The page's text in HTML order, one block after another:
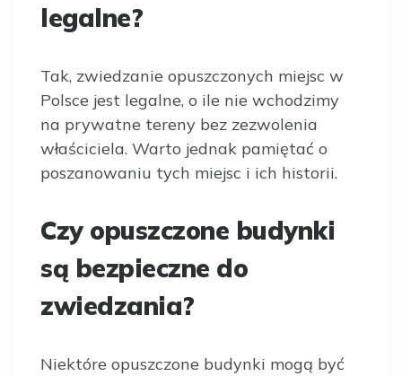
legalne?
Tak, zwiedzanie opuszczonych miejsc w
Polsce jest legalne, o ile nie wchodzimy
na prywatne tereny bez zezwolenia
właściciela. Warto jednak pamiętać o
poszanowaniu tych miejsc i ich historii.
Czy opuszczone budynki
są bezpieczne do
zwiedzania?
Niektóre opuszczone budynki mogą być